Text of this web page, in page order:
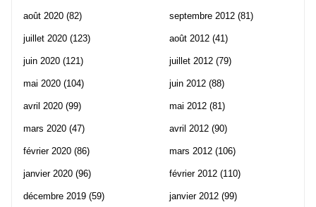
août 2020 (82)
juillet 2020 (123)
juin 2020 (121)
mai 2020 (104)
avril 2020 (99)
mars 2020 (47)
février 2020 (86)
janvier 2020 (96)
décembre 2019 (59)
septembre 2012 (81)
août 2012 (41)
juillet 2012 (79)
juin 2012 (88)
mai 2012 (81)
avril 2012 (90)
mars 2012 (106)
février 2012 (110)
janvier 2012 (99)